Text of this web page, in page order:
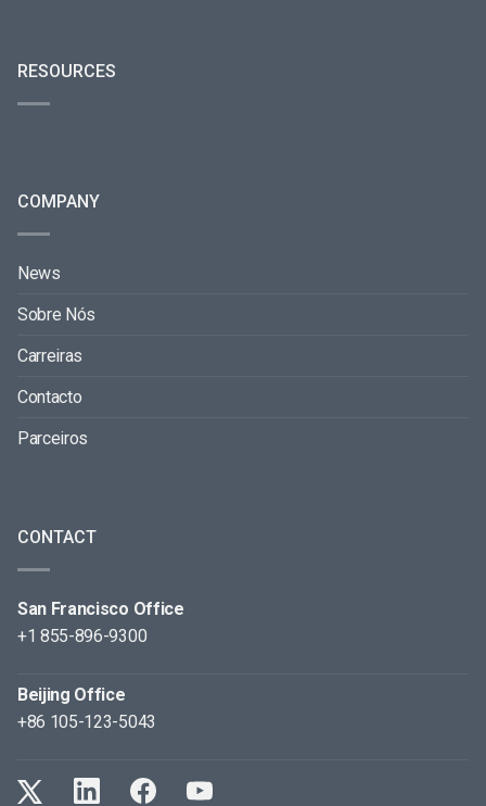
RESOURCES
COMPANY
News
Sobre Nós
Carreiras
Contacto
Parceiros
CONTACT
San Francisco Office
+1 855-896-9300
Beijing Office
+86 105-123-5043